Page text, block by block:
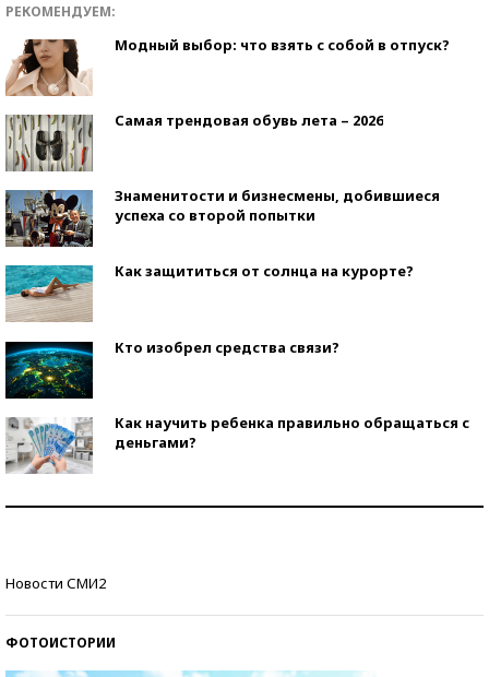
РЕКОМЕНДУЕМ:
Модный выбор: что взять с собой в отпуск?
Самая трендовая обувь лета – 2026
Знаменитости и бизнесмены, добившиеся
успеха со второй попытки
Как защититься от солнца на курорте?
Кто изобрел средства связи?
Как научить ребенка правильно обращаться с
деньгами?
Новости СМИ2
ФОТОИСТОРИИ